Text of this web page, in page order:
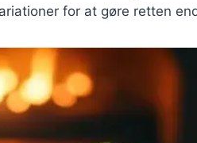
for at gøre retten